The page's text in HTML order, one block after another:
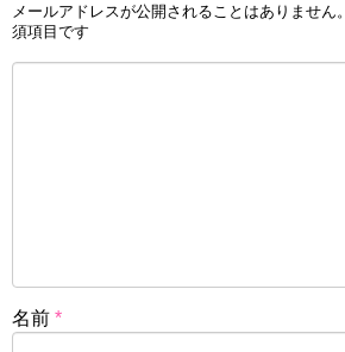
メールアドレスが公開されることはありません。
須項目です
名前 *